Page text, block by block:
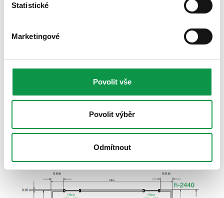
Statistické
Marketingové
Povolit vše
Povolit výběr
Odmítnout
oblečení, sekačka, hrábě, kolečko a takto bychom
mohli jmenovat dále :) I vám by se hodil komfortní
prostor na parkování aut a zároveň oceníte štědrý
odkládací prostor?
dvojgaráže 5800 x 5860mm.